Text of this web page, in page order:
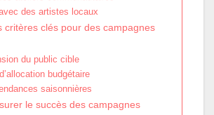
des artistes locaux
critères clés pour des campagnes
du public cible
budgétaire
saisonnières
le succès des campagnes